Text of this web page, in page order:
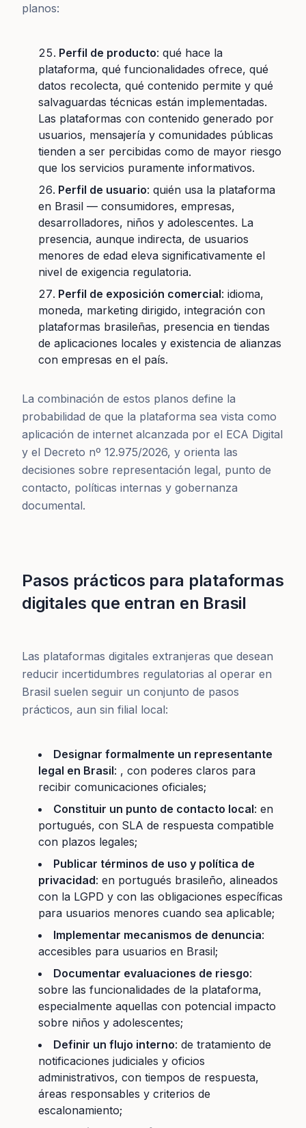
planos:
Perfil de producto: qué hace la
plataforma, qué funcionalidades ofrece, qué
datos recolecta, qué contenido permite y qué
salvaguardas técnicas están implementadas.
Las plataformas con contenido generado por
usuarios, mensajería y comunidades públicas
tienden a ser percibidas como de mayor riesgo
que los servicios puramente informativos.
Perfil de usuario: quién usa la plataforma
en Brasil — consumidores, empresas,
desarrolladores, niños y adolescentes. La
presencia, aunque indirecta, de usuarios
menores de edad eleva significativamente el
nivel de exigencia regulatoria.
Perfil de exposición comercial: idioma,
moneda, marketing dirigido, integración con
plataformas brasileñas, presencia en tiendas
de aplicaciones locales y existencia de alianzas
con empresas en el país.
La combinación de estos planos define la
probabilidad de que la plataforma sea vista como
aplicación de internet alcanzada por el ECA Digital
y el Decreto nº 12.975/2026, y orienta las
decisiones sobre representación legal, punto de
contacto, políticas internas y gobernanza
documental.
Pasos prácticos para plataformas
digitales que entran en Brasil
Las plataformas digitales extranjeras que desean
reducir incertidumbres regulatorias al operar en
Brasil suelen seguir un conjunto de pasos
prácticos, aun sin filial local:
Designar formalmente un representante
legal en Brasil: , con poderes claros para
recibir comunicaciones oficiales;
Constituir un punto de contacto local: en
portugués, con SLA de respuesta compatible
con plazos legales;
Publicar términos de uso y política de
privacidad: en portugués brasileño, alineados
con la LGPD y con las obligaciones específicas
para usuarios menores cuando sea aplicable;
Implementar mecanismos de denuncia:
accesibles para usuarios en Brasil;
Documentar evaluaciones de riesgo:
sobre las funcionalidades de la plataforma,
especialmente aquellas con potencial impacto
sobre niños y adolescentes;
Definir un flujo interno: de tratamiento de
notificaciones judiciales y oficios
administrativos, con tiempos de respuesta,
áreas responsables y criterios de
escalonamiento;